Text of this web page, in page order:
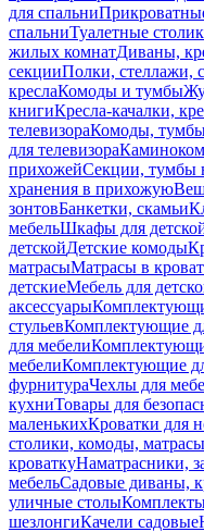
для спальни
спальниТуалетные
жилых комнатДиваны,
секцииПолки, стеллажи,
креслаКомоды и тумбы
книгиКресла-качалки,
телевизораКомоды, тумбы
для телевизора
прихожейСекции, тумбы
хранения в прихожую
зонтовБанкетки, скамьи
мебельШкафы для
детскойДетские комоды
матрасыМатрасы в
детскиеМебель для
аксессуары
стульевКомплектующие
для мебели
мебелиКомплектующие
фурнитураЧехлы для
кухниТовары для
маленькихКроватки для
столики, комоды, матрасы
кроваткуНаматрасники,
мебельСадовые диваны,
уличные столы
шезлонгиКачели садовые